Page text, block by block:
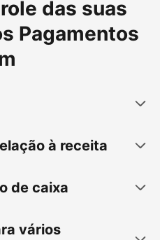
das suas
Pagamentos
à receita
de caixa
vários